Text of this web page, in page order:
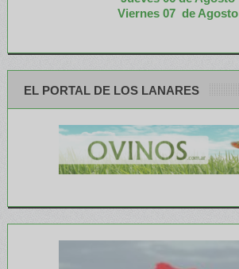
Viernes 07 de Agosto
EL PORTAL DE LOS LANARES